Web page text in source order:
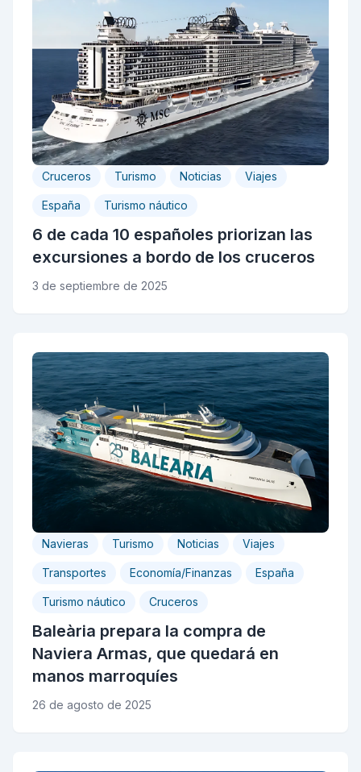
Cruceros Turismo Noticias Viajes
España Turismo náutico
6 de cada 10 españoles priorizan las
excursiones a bordo de los cruceros
3 de septiembre de 2025
Navieras Turismo Noticias Viajes
Transportes Economía/Finanzas España
Turismo náutico Cruceros
Baleària prepara la compra de
Naviera Armas, que quedará en
manos marroquíes
26 de agosto de 2025